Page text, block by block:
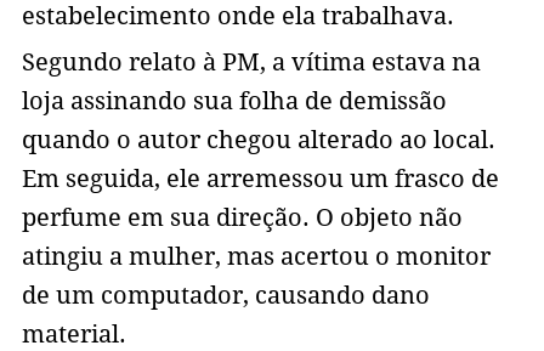
estabelecimento onde ela trabalhava.
Segundo relato à PM, a vítima estava na
loja assinando sua folha de demissão
quando o autor chegou alterado ao local.
Em seguida, ele arremessou um frasco de
perfume em sua direção. O objeto não
atingiu a mulher, mas acertou o monitor
de um computador, causando dano
material.